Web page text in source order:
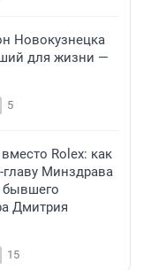
Новокузнецка
для жизни —
5
Rolex: как
главу Минздрава
бывшего
Дмитрия
15